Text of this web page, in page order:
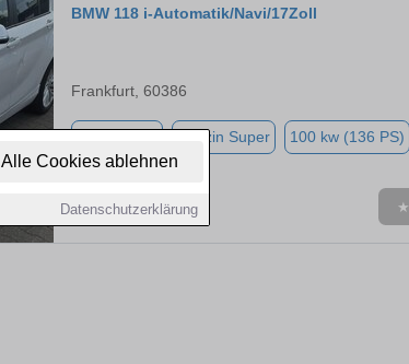
Alle Cookies ablehnen
Datenschutzerklärung
BMW 118 i-Automatik/Navi/17Zoll
Frankfurt, 60386
Benzin Super 100 kw (136 PS)
★